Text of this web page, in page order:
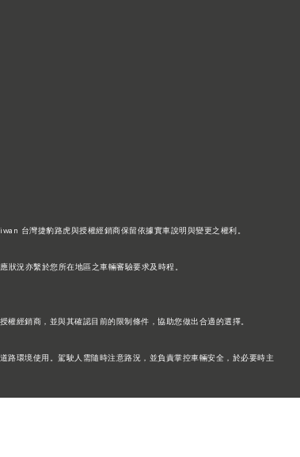
台灣捷豹路虎與授權經銷商保留依據實車說明與變更之權利。
況亦繫於您所在地區之車輛審驗要求及時程。
經銷商，並與其確認目前的限制條件，協助您做出合適的選擇。
環境使用。駕駛人需隨時注意路況，並負責掌控車輛安全，於必要時主